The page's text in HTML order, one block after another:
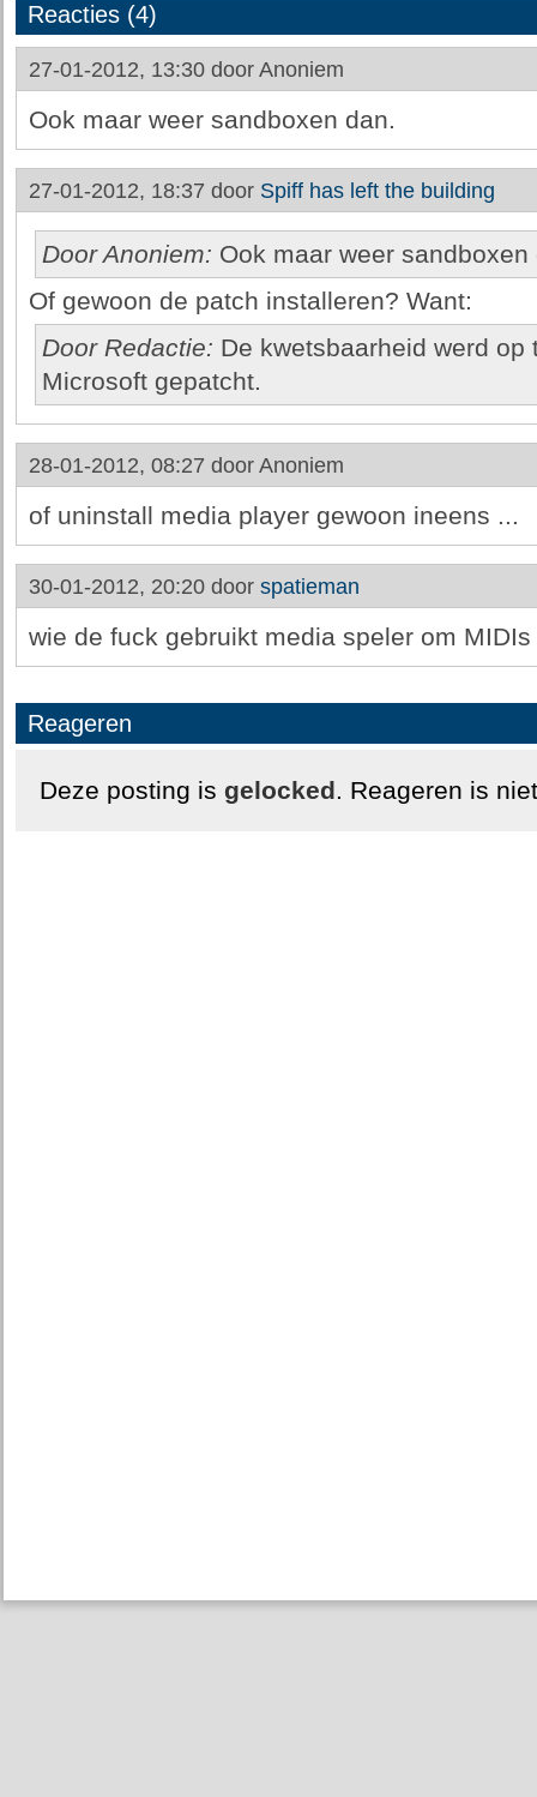
Reacties (4)
27-01-2012, 13:30 door Anoniem
Ook maar weer sandboxen dan.
27-01-2012, 18:37 door Spiff has left the building
Door Anoniem: Ook maar weer sandboxen
Of gewoon de patch installeren? Want:
Door Redactie: De kwetsbaarheid werd
Microsoft gepatcht.
28-01-2012, 08:27 door Anoniem
of uninstall media player gewoon ineens ...
30-01-2012, 20:20 door spatieman
wie de fuck gebruikt media speler om
Reageren
Deze posting is gelocked. Reageren is